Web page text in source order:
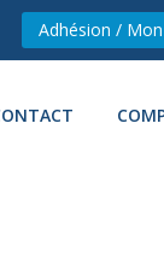
Adhésion /